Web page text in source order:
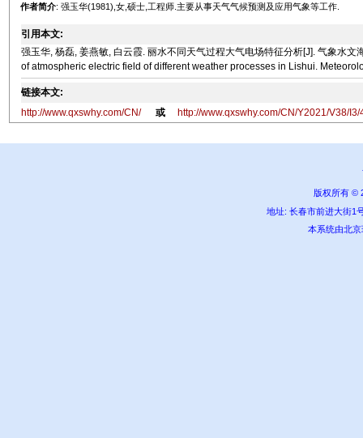
作者简介: 强玉华(1981),女,硕士,工程师.主要从事天气气候预测及应用气象等工作.
引用本文:
强玉华, 杨磊, 姜燕敏, 白云霞. 丽水不同天气过程大气电场特征分析[J]. 气象水
of atmospheric electric field of different weather processes in Lishui.
链接本文:
http://www.qxswhy.com/CN/
或 http://www.qxswhy.com/CN/Y2021/V38/I3/
版权所有 ©
地址: 长春市前进大街1
本系统由北京